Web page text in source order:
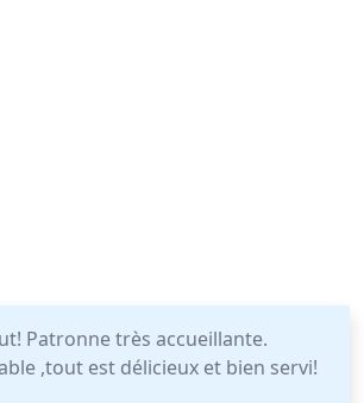
Patronne très accueillante.
,tout est délicieux et bien servi!